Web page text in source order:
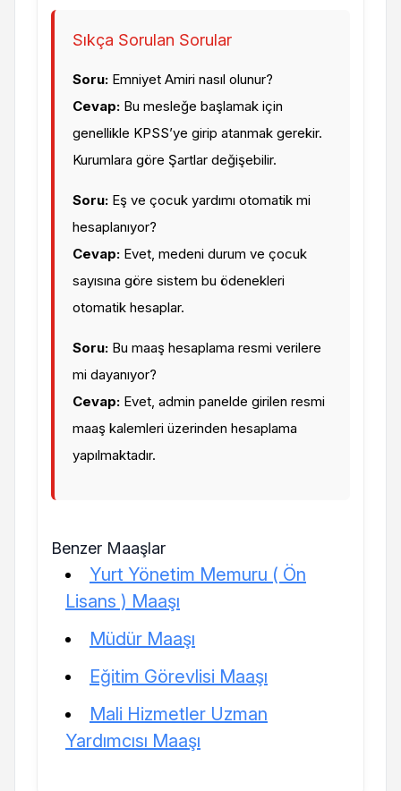
Sıkça Sorulan Sorular
Soru: Emniyet Amiri nasıl olunur?
Cevap: Bu mesleğe başlamak için
genellikle KPSS’ye girip atanmak gerekir.
Kurumlara göre Şartlar değişebilir.
Soru: Eş ve çocuk yardımı otomatik mi
hesaplanıyor?
Cevap: Evet, medeni durum ve çocuk
sayısına göre sistem bu ödenekleri
otomatik hesaplar.
Soru: Bu maaş hesaplama resmi verilere
mi dayanıyor?
Cevap: Evet, admin panelde girilen resmi
maaş kalemleri üzerinden hesaplama
yapılmaktadır.
Benzer Maaşlar
Yurt Yönetim Memuru ( Ön
Lisans ) Maaşı
Müdür Maaşı
Eğitim Görevlisi Maaşı
Mali Hizmetler Uzman
Yardımcısı Maaşı